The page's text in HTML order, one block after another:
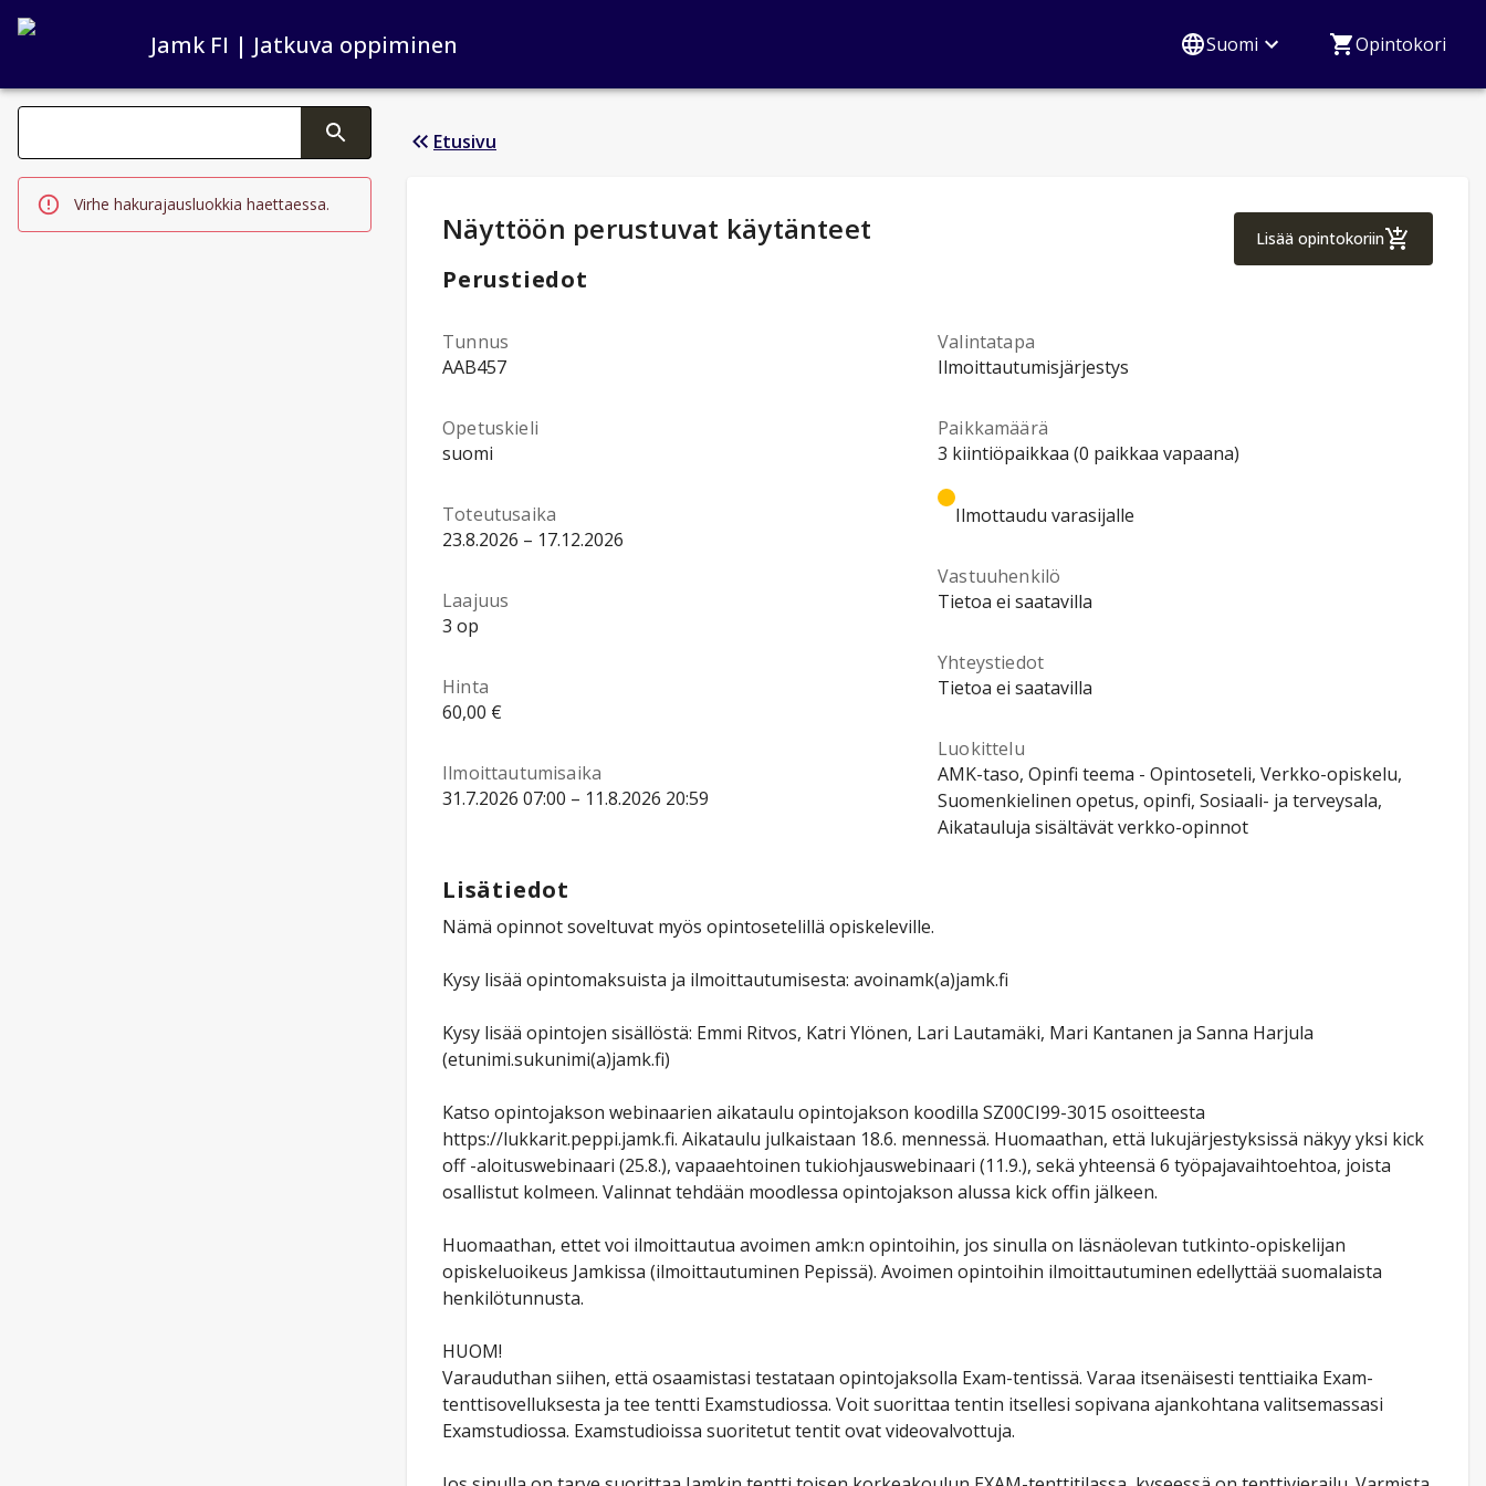
Jamk FI | Jatkuva oppiminen Suomi Opintokori
Haku kategoriat
Tekstin muutos aktivoi hakutoiminnon
Virhe hakurajausluokkia haettaessa.
Etusivu
Opintotiedot:
Näyttöön perustuvat käytänteet Lisää opintokoriin
Näyttöön
Perustiedot
Tunnus
AAB457
Opetuskieli
suomi
Toteutusaika
23.8.2026 – 17.12.2026
Laajuus
3 op
Hinta
60,00 €
Ilmoittautumisaika
31.7.2026 07:00 – 11.8.2026 20:59
Valintatapa
Ilmoittautumisjärjestys
Paikkamäärä
3 kiintiöpaikkaa (0 paikkaa vapaana)
Ilmottaudu varasijalle
Vastuuhenkilö
Tietoa ei saatavilla
Yhteystiedot
Tietoa ei saatavilla
Luokittelu
AMK-taso, Opinfi teema - Opintoseteli, Verkko-opiskelu,
Suomenkielinen opetus, opinfi, Sosiaali- ja terveysala,
Aikatauluja sisältävät verkko-opinnot
Lisätiedot
Nämä opinnot soveltuvat myös opintosetelillä opiskeleville.
Kysy lisää opintomaksuista ja ilmoittautumisesta: avoinamk(a)jamk.fi
Kysy lisää opintojen sisällöstä: Emmi Ritvos, Katri Ylönen, Lari Lautamäki, Mari Kantanen ja Sanna Harjula
(etunimi.sukunimi(a)jamk.fi)
Katso opintojakson webinaarien aikataulu opintojakson koodilla SZ00CI99-3015 osoitteesta
https://lukkarit.peppi.jamk.fi. Aikataulu julkaistaan 18.6. mennessä. Huomaathan, että lukujärjestyksissä näkyy yksi kick
off -aloituswebinaari (25.8.), vapaaehtoinen tukiohjauswebinaari (11.9.), sekä yhteensä 6 työpajavaihtoehtoa, joista
osallistut kolmeen. Valinnat tehdään moodlessa opintojakson alussa kick offin jälkeen.
Huomaathan, ettet voi ilmoittautua avoimen amk:n opintoihin, jos sinulla on läsnäolevan tutkinto-opiskelijan
opiskeluoikeus Jamkissa (ilmoittautuminen Pepissä). Avoimen opintoihin ilmoittautuminen edellyttää suomalaista
henkilötunnusta.
HUOM!
Varauduthan siihen, että osaamistasi testataan opintojaksolla Exam-tentissä. Varaa itsenäisesti tenttiaika Exam-
tenttisovelluksesta ja tee tentti Examstudiossa. Voit suorittaa tentin itsellesi sopivana ajankohtana valitsemassasi
Examstudiossa.​ Examstudioissa suoritetut tentit ovat videovalvottuja.